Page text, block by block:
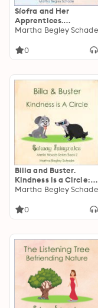
Síofra and Her
Apprentices.
Developing a Social
Fairytales - Merlin
Martha Begley Schade
0
Billa and Buster.
Kindness is a Circle:
Merlin Woods Series
Martha Begley Schade
0